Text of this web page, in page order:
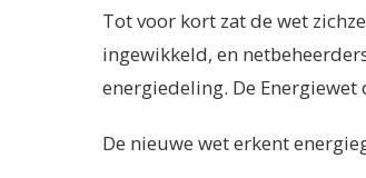
Tot voor kort zat de wet
ingewikkeld, en
energiedeling. De
De nieuwe wet erkent